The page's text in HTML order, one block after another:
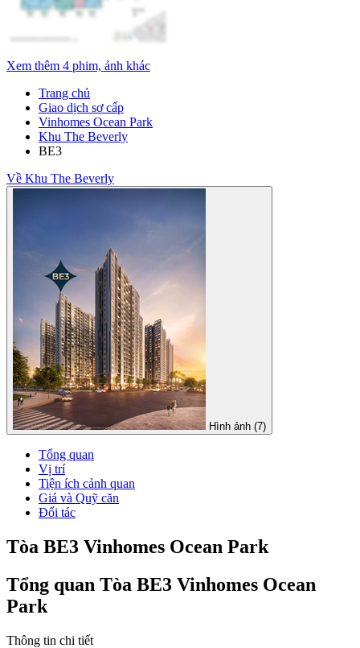
Xem thêm 4 phim, ảnh khác
Trang chủ
Giao dịch sơ cấp
Vinhomes Ocean Park
Khu The Beverly
BE3
Về Khu The Beverly
Hình ảnh (7)
Tổng quan
Vị trí
Tiện ích cảnh quan
Giá và Quỹ căn
Đối tác
Tòa BE3 Vinhomes Ocean Park
Tổng quan Tòa BE3 Vinhomes Ocean
Park
Thông tin chi tiết